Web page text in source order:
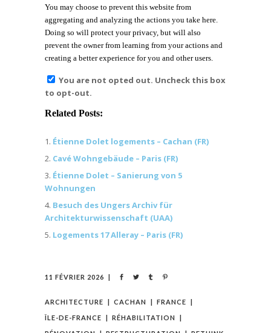
You may choose to prevent this website from
aggregating and analyzing the actions you take here.
Doing so will protect your privacy, but will also
prevent the owner from learning from your actions and
creating a better experience for you and other users.
You are not opted out. Uncheck this box
to opt-out.
Related Posts:
Étienne Dolet logements – Cachan (FR)
Cavé Wohngebäude – Paris (FR)
Étienne Dolet – Sanierung von 5
Wohnungen
Besuch des Ungers Archiv für
Architekturwissenschaft (UAA)
Logements 17 Alleray – Paris (FR)
11 FÉVRIER 2026
ARCHITECTURE CACHAN
FRANCE
ÎLE-DE-FRANCE
RÉHABILITATION